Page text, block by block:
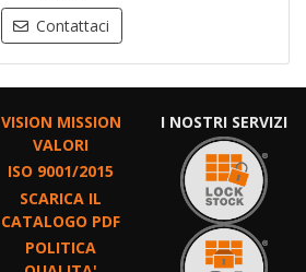
Contattaci
VISION MISSION
VALORI
ISO 9001/2015
SCARICA IL
CATALOGO PDF
POLITICA
I NOSTRI SERVIZI